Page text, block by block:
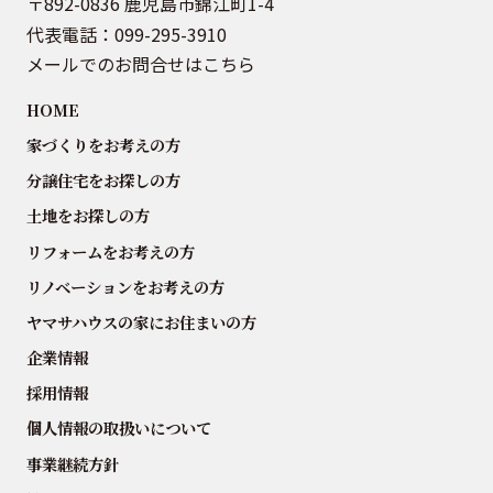
代表電話： 099-295-3910
メールでのお問合せはこちら
HOME
家づくりをお考えの方
分譲住宅をお探しの方
土地をお探しの方
リフォームをお考えの方
リノベーションをお考えの方
ヤマサハウスの家にお住まいの方
企業情報
採用情報
個人情報の取扱いについて
事業継続方針